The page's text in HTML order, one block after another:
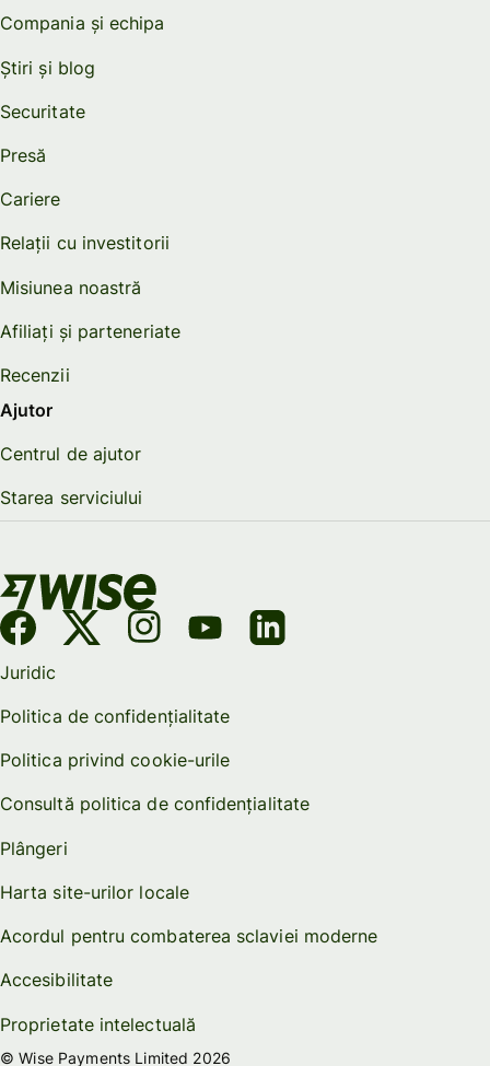
Compania și echipa
Știri și blog
Securitate
Presă
Cariere
Relații cu investitorii
Misiunea noastră
Afiliați și parteneriate
Recenzii
Ajutor
Centrul de ajutor
Starea serviciului
Juridic
Politica de confidențialitate
Politica privind cookie-urile
Consultă politica de confidențialitate
Plângeri
Harta site-urilor locale
Acordul pentru combaterea sclaviei moderne
Accesibilitate
Proprietate intelectuală
© Wise Payments Limited 2026